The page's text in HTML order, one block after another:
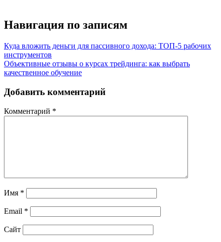
Навигация по записям
Куда вложить деньги для пассивного дохода: ТОП-5 рабочих
инструментов
Объективные отзывы о курсах трейдинга: как выбрать
качественное обучение
Добавить комментарий
Комментарий *
Имя *
Email *
Сайт